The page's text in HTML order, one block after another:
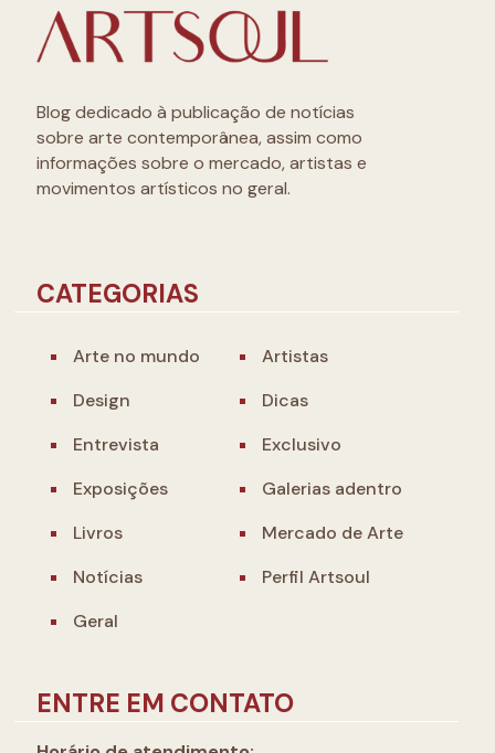
Blog dedicado à publicação de notícias
sobre arte contemporânea, assim como
informações sobre o mercado, artistas e
movimentos artísticos no geral.
CATEGORIAS
Arte no mundo
Artistas
Design
Dicas
Entrevista
Exclusivo
Exposições
Galerias adentro
Livros
Mercado de Arte
Notícias
Perfil Artsoul
Geral
ENTRE EM CONTATO